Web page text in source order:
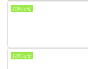
お知らせ
お知らせ